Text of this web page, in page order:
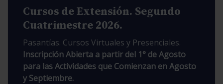
Cursos de Extensión. Segundo
Cuatrimestre 2026.
Pasantías. Cursos Virtuales y Presenciales.
Inscripción Abierta a partir del 1° de Agosto
para las Actividades que Comienzan en Agosto
y Septiembre.